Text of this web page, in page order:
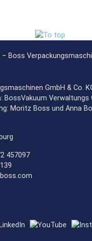
GmbH & Co.
BossVakuum Verwaltungs
Moritz Boss und Anna
457097